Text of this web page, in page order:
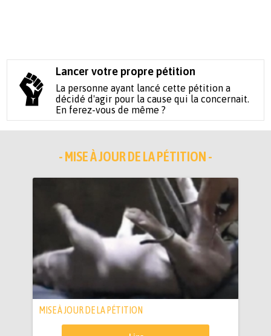
Lancer votre propre pétition
La personne ayant lancé cette pétition a
décidé d'agir pour la cause qui la concernait.
En ferez-vous de même ?
- MISE À JOUR DE LA PÉTITION -
MISE À JOUR DE LA PÉTITION